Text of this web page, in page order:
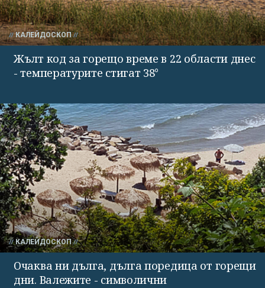
КАЛЕЙДОСКОП
Жълт код за горещо време в 22 области днес
- температурите стигат 38°
КАЛЕЙДОСКОП
Очаква ни дълга, дълга поредица от горещи
дни. Валежите - символични